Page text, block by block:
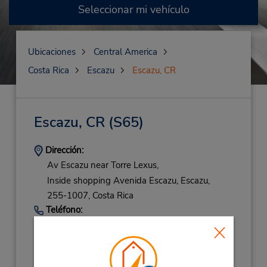
Seleccionar mi vehículo
Ubicaciones
Central America
Costa Rica
Escazu Escazu, CR
Escazu, CR(S65)
Dirección:
Av Escazu near Torre Lexus,
Inside shopping Avenida Escazu, Escazu,
255-1007, Costa Rica
Teléfono:
Horario de servicio:
Mon - Fri 8:00 AM - 12:30 PM and 1:30 PM -